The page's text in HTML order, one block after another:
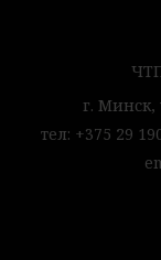
г. Минск,
тел: +375 29